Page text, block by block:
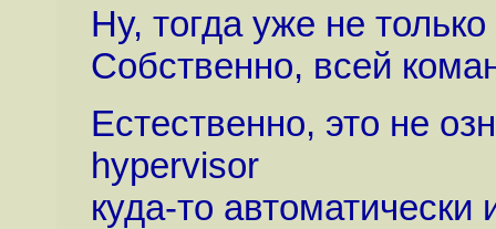
Ну, тогда уже не
Собственно, всей
Естественно, это не
hypervisor
куда-то автоматически